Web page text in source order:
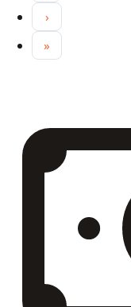
Next page
›
Last page
»